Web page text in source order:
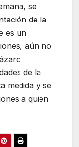
se
de la
es un
aún no
de la
medida y se
a quien